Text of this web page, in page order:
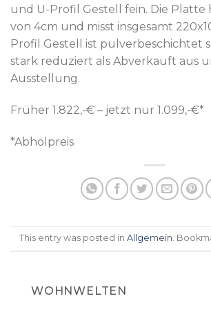
und U-Profil Gestell fein. Die Platte
von 4cm und misst insgesamt
Profil Gestell ist pulverbeschichtet
stark reduziert als Abverkauft aus
Ausstellung.
Früher 1.822,-€ – jetzt nur 1.099,-€*
*Abholpreis
This entry was posted in Allgemein.
WOHNWELTEN